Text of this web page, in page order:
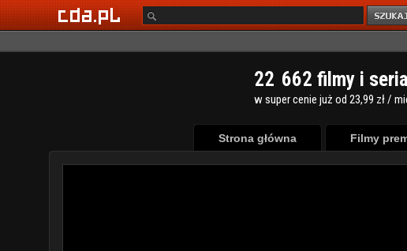
22 662 filmy i
w super cenie już od 23,99 zł /
Strona główna Filmy